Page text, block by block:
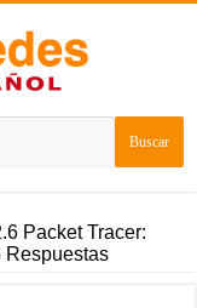
Packet Tracer:
Respuestas